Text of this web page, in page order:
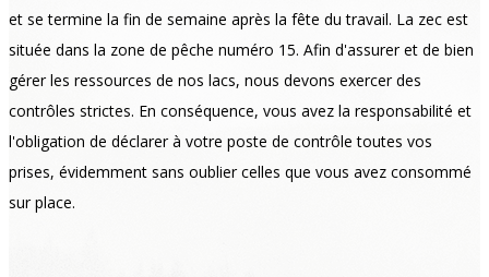
et se termine la fin de semaine après la fête du travail. La zec est
située dans la zone de pêche numéro 15. Afin d'assurer et de bien
gérer les ressources de nos lacs, nous devons exercer des​​
contrôles strictes. En conséquence, vous avez la responsabilité et
l'obligation de déclarer à votre poste de contrôle toutes vos
prises, évidemment sans oublier celles que vous avez consommé
sur place.